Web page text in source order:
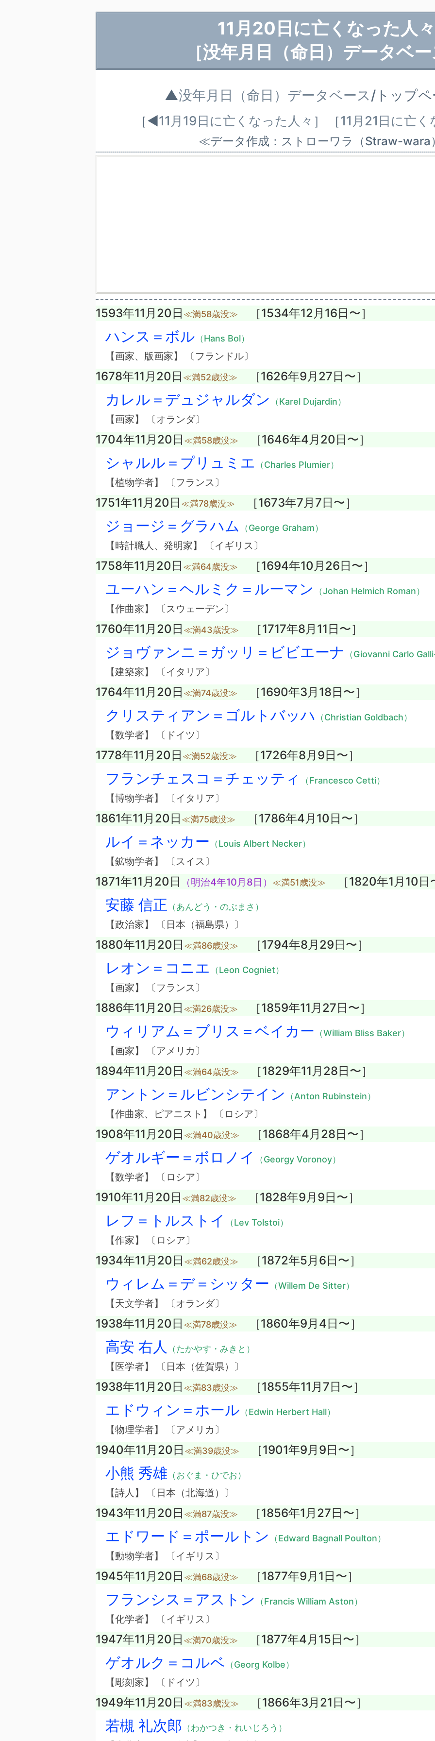
11月20日に亡くなった人々
［没年月日（命日）データベ
▲没年月日（命日）データベース/トップ
［◀11月19日に亡くなった人々 ］ ［11月21日に亡
≪データ作成：ストローワラ（Straw-
1593年11月20日 ≪満58歳没≫ ［1534年12月16日〜］
ハンス＝ボル （Hans Bol）
【画家、版画家】 〔フランドル〕
1678年11月20日 ≪満52歳没≫ ［1626年9月27日〜］
カレル＝デュジャルダン （Karel Dujardin）
【画家】 〔オランダ〕
1704年11月20日 ≪満58歳没≫ ［1646年4月20日〜］
シャルル＝プリュミエ （Charles Plumier）
【植物学者】 〔フランス〕
1751年11月20日 ≪満78歳没≫ ［1673年7月7日〜］
ジョージ＝グラハム （George Graham）
【時計職人、発明家】 〔イギリス〕
1758年11月20日 ≪満64歳没≫ ［1694年10月26日〜］
ユーハン＝ヘルミク＝ルーマン （Johan Helmich Roman）
【作曲家】 〔スウェーデン〕
1760年11月20日 ≪満43歳没≫ ［1717年8月11日〜］
ジョヴァンニ＝ガッリ＝ビビエーナ （Giovanni Carlo
【建築家】 〔イタリア〕
1764年11月20日 ≪満74歳没≫ ［1690年3月18日〜］
クリスティアン＝ゴルトバッハ （Christian Goldbach）
【数学者】 〔ドイツ〕
1778年11月20日 ≪満52歳没≫ ［1726年8月9日〜］
フランチェスコ＝チェッティ （Francesco Cetti）
【博物学者】 〔イタリア〕
1861年11月20日 ≪満75歳没≫ ［1786年4月10日〜］
ルイ＝ネッカー （Louis Albert Necker）
【鉱物学者】 〔スイス〕
1871年11月20日 （明治4年10月8日） ≪満51歳没≫ ［1820年1月10日
安藤 信正 （あんどう・のぶまさ）
【政治家】 〔日本（福島県）〕
1880年11月20日 ≪満86歳没≫ ［1794年8月29日〜］
レオン＝コニエ （Leon Cogniet）
【画家】 〔フランス〕
1886年11月20日 ≪満26歳没≫ ［1859年11月27日〜］
ウィリアム＝ブリス＝ベイカー （William Bliss Baker）
【画家】 〔アメリカ〕
1894年11月20日 ≪満64歳没≫ ［1829年11月28日〜］
アントン＝ルビンシテイン （Anton Rubinstein）
【作曲家、ピアニスト】 〔ロシア〕
1908年11月20日 ≪満40歳没≫ ［1868年4月28日〜］
ゲオルギー＝ボロノイ （Georgy Voronoy）
【数学者】 〔ロシア〕
1910年11月20日 ≪満82歳没≫ ［1828年9月9日〜］
レフ＝トルストイ （Lev Tolstoi）
【作家】 〔ロシア〕
1934年11月20日 ≪満62歳没≫ ［1872年5月6日〜］
ウィレム＝デ＝シッター （Willem De Sitter）
【天文学者】 〔オランダ〕
1938年11月20日 ≪満78歳没≫ ［1860年9月4日〜］
高安 右人 （たかやす・みきと）
【医学者】 〔日本（佐賀県）〕
1938年11月20日 ≪満83歳没≫ ［1855年11月7日〜］
エドウィン＝ホール （Edwin Herbert Hall）
【物理学者】 〔アメリカ〕
1940年11月20日 ≪満39歳没≫ ［1901年9月9日〜］
小熊 秀雄 （おぐま・ひでお）
【詩人】 〔日本（北海道）〕
1943年11月20日 ≪満87歳没≫ ［1856年1月27日〜］
エドワード＝ポールトン （Edward Bagnall Poulton）
【動物学者】 〔イギリス〕
1945年11月20日 ≪満68歳没≫ ［1877年9月1日〜］
フランシス＝アストン （Francis William Aston）
【化学者】 〔イギリス〕
1947年11月20日 ≪満70歳没≫ ［1877年4月15日〜］
ゲオルク＝コルベ （Georg Kolbe）
【彫刻家】 〔ドイツ〕
1949年11月20日 ≪満83歳没≫ ［1866年3月21日〜］
若槻 礼次郎 （わかつき・れいじろう）